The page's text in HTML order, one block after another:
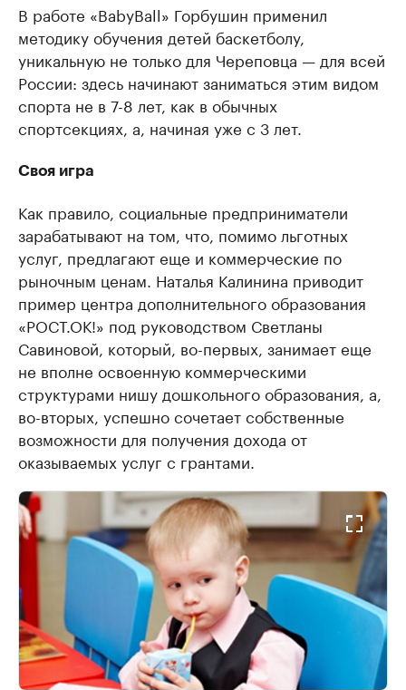
В работе «BabyBall» Горбушин применил
методику обучения детей баскетболу,
уникальную не только для Череповца — для всей
России: здесь начинают заниматься этим видом
спорта не в 7-8 лет, как в обычных
спортсекциях, а, начиная уже с 3 лет.
Своя игра
Как правило, социальные предприниматели
зарабатывают на том, что, помимо льготных
услуг, предлагают еще и коммерческие по
рыночным ценам. Наталья Калинина приводит
пример центра дополнительного образования
«РОСТ.ОК!» под руководством Светланы
Савиновой, который, во-первых, занимает еще
не вполне освоенную коммерческими
структурами нишу дошкольного образования, а,
во-вторых, успешно сочетает собственные
возможности для получения дохода от
оказываемых услуг с грантами.